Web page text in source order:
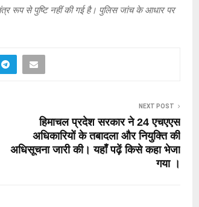
रूप से पुष्टि नहीं की गई है। पुलिस जांच के आधार पर
NEXT POST
हिमाचल प्रदेश सरकार ने 24 एचएएस
अधिकारियों के तबादला और नियुक्ति की
अधिसूचना जारी की। यहाँ पढ़ें किसे कहा भेजा
गया ।